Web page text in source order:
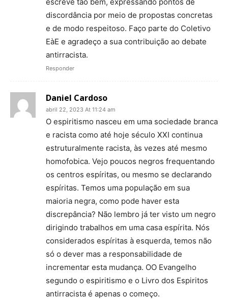
discordância por meio de propostas concretas
e de modo respeitoso. Faço parte do Coletivo
EàE e agradeço a sua contribuição ao debate
antirracista.
Responder
Daniel Cardoso
abril 22, 2023 At 11:24 am
O espiritismo nasceu em uma sociedade branca
e racista como até hoje século XXI continua
estruturalmente racista, às vezes até mesmo
homofobica. Vejo poucos negros frequentando
os centros espíritas, ou mesmo se declarando
espíritas. Temos uma população em sua
maioria negra, como pode haver esta
discrepância? Não lembro já ter visto um negro
dirigindo trabalhos em uma casa espírita. Nós
considerados espíritas à esquerda, temos não
só o dever mas a responsabilidade de
incrementar esta mudança. OO Evangelho
segundo o espiritismo e o Livro dos Espiritos
antirracista é apenas o começo.